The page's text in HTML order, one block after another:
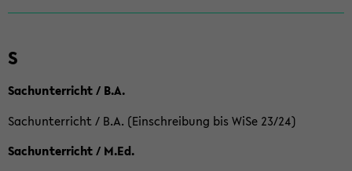
S
Sachunterricht / B.A.
Sachunterricht / B.A. (Einschreibung bis WiSe 23/24)
Sachunterricht / M.Ed.